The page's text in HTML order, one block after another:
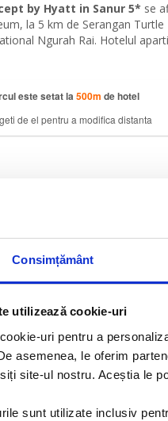
Consimțământ
utilizează cookie-uri
uri pentru a
asemenea, le oferim
site-ul nostru. Aceștia le
sunt utilizate inclusiv
by Hyatt in Sanur 5* se
la 5 km de Serangan Turtle
Ngurah Rai. Hotelul
este setat la 500m de hotel
de el pentru a modifica distanta